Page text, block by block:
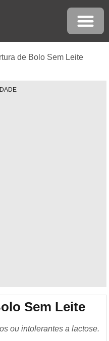
de Bolo Sem Leite
Sem Leite
ou intolerantes a lactose.